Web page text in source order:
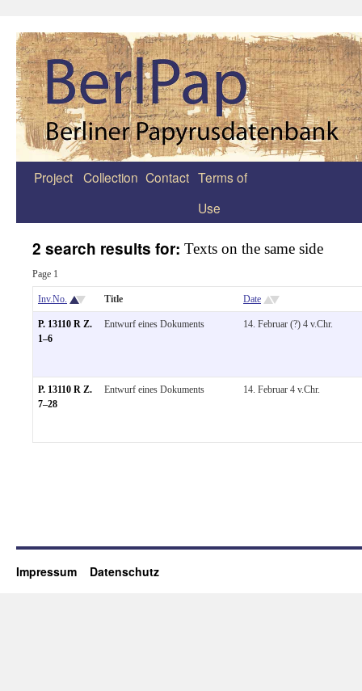
Zum
Project Collection Contact Terms of
Use
2 search results for: Texts on the same side
Page 1
Inv.No. Title Date
P. 13110 R Z.
1–6
Entwurf eines Dokuments 14. Februar (?) 4 v.Chr.
P. 13110 R Z.
7–28
Entwurf eines Dokuments 14. Februar 4 v.Chr.
Impressum Datenschutz